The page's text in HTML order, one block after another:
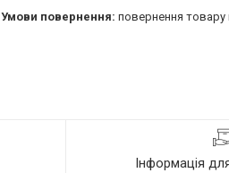
повернення товару
Інформація